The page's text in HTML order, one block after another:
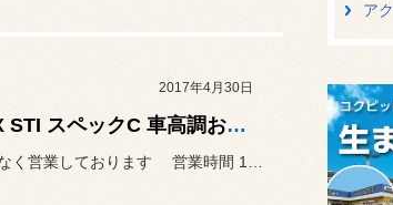
2017年4月30日
☆ インプレッサWRX STI スペックC 車高調お取付 ☆
ア